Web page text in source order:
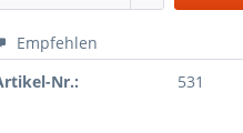
Empfehlen
Nr.:
531